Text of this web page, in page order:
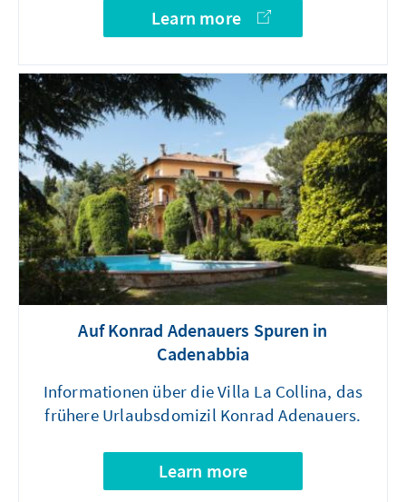
Learn more
Auf Konrad Adenauers Spuren in
Cadenabbia
Informationen über die Villa La Collina, das
frühere Urlaubsdomizil Konrad Adenauers.
Learn more